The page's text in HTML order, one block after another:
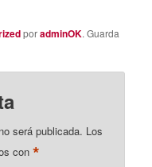
poradminOK. Guarda
será publicada. Los
con*